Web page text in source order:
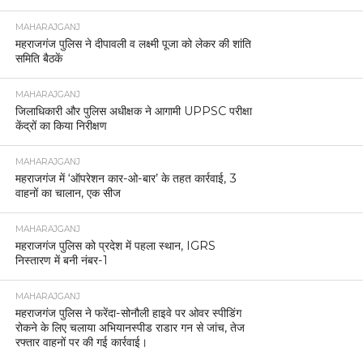
MAHARAJGANJ
महराजगंज पुलिस ने दीपावली व लक्ष्मी पूजा को लेकर की शांति
समिति बैठकें
MAHARAJGANJ
जिलाधिकारी और पुलिस अधीक्षक ने आगामी UPPSC परीक्षा
केंद्रों का किया निरीक्षण
MAHARAJGANJ
महराजगंज में ‘ऑपरेशन कार-ओ-बार’ के तहत कार्रवाई, 3
वाहनों का चालान, एक सीज
MAHARAJGANJ
महराजगंज पुलिस को प्रदेश में पहला स्थान, IGRS
निस्तारण में बनी नंबर-1
MAHARAJGANJ
महराजगंज पुलिस ने फरेंदा-सोनौली हाइवे पर ओवर स्पीडिंग
रोकने के लिए चलाया अभियानस्पीड राडार गन से जांच, तेज
रफ्तार वाहनों पर की गई कार्रवाई।